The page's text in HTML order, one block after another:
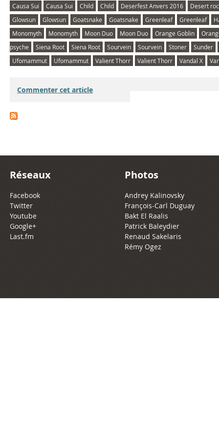
Causa Sui
Causa Sui Child Child Deserfest Anvers 2016
Desert
Glowsun
Glowsun Goatsnake Goatsnake Greenleaf Greenleaf
Monomyth
Monomyth Moon Duo Moon Duo Orange Goblin
psyche
Siena Root Siena Root Sourvein Sourvein Stoner
Sunder
Ufomammut
Ufomammut Valient Thorr Valient Thorr Vandal X
Commenter cet article
Réseaux
Facebook
Twitter
Youtube
Google+
Last.fm
Photos
Andrey Kalinovsky
François-Carl Duguay
Bakt El Raalis
Patrick Baleydier
Renaud Sakelaris
Rémy Ogez